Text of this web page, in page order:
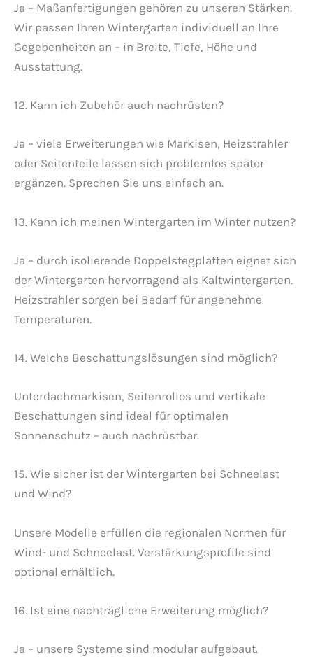
Ja – Maßanfertigungen gehören zu unseren Stärken.
Wir passen Ihren Wintergarten individuell an Ihre
Gegebenheiten an – in Breite, Tiefe, Höhe und
Ausstattung.
12. Kann ich Zubehör auch nachrüsten?
Ja – viele Erweiterungen wie Markisen, Heizstrahler
oder Seitenteile lassen sich problemlos später
ergänzen. Sprechen Sie uns einfach an.
13. Kann ich meinen Wintergarten im Winter nutzen?
Ja – durch isolierende Doppelstegplatten eignet sich
der Wintergarten hervorragend als Kaltwintergarten.
Heizstrahler sorgen bei Bedarf für angenehme
Temperaturen.
14. Welche Beschattungslösungen sind möglich?
Unterdachmarkisen, Seitenrollos und vertikale
Beschattungen sind ideal für optimalen
Sonnenschutz – auch nachrüstbar.
15. Wie sicher ist der Wintergarten bei Schneelast
und Wind?
Unsere Modelle erfüllen die regionalen Normen für
Wind- und Schneelast. Verstärkungsprofile sind
optional erhältlich.
16. Ist eine nachträgliche Erweiterung möglich?
Ja – unsere Systeme sind modular aufgebaut.